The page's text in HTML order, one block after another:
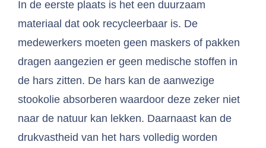
In de eerste plaats is het een duurzaam
materiaal dat ook recycleerbaar is. De
medewerkers moeten geen maskers of pakken
dragen aangezien er geen medische stoffen in
de hars zitten. De hars kan de aanwezige
stookolie absorberen waardoor deze zeker niet
naar de natuur kan lekken. Daarnaast kan de
drukvastheid van het hars volledig worden